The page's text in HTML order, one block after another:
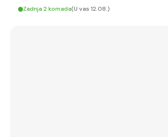
Zadnja 2 komada(U vas 12.08.)